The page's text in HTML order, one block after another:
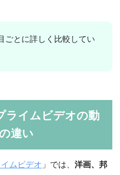
ごとに詳しく比較してい
ライムビデオの動
違い
ムビデオ 」では、 洋画、邦